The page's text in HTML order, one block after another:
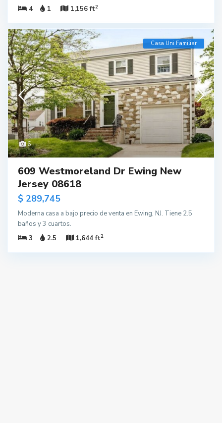
4
1 1,156 ft2
6
Casa Uni Familiar
609 Westmoreland Dr Ewing New
Jersey 08618
$ 289,745
Moderna casa a bajo precio de venta en Ewing, NJ. Tiene 2.5
baños y 3 cuartos.
3
2.5 1,644 ft2